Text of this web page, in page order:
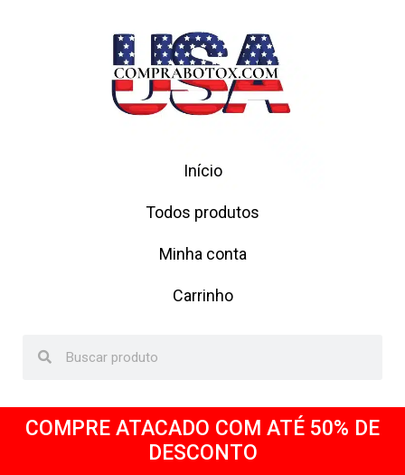
Início
Todos produtos
Minha conta
Carrinho
COMPRE ATACADO COM ATÉ 50% DE
DESCONTO